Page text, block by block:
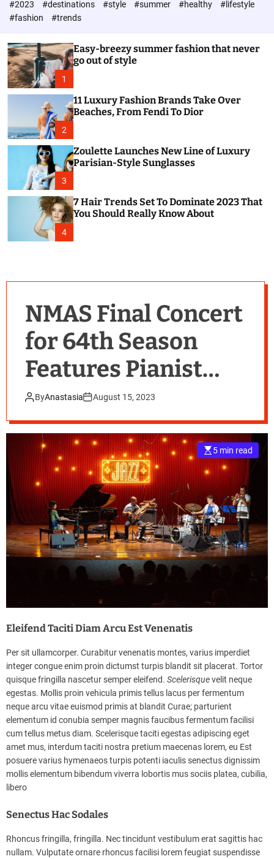
e
h
o
e
h
#2023 #destinations #style #summer #healthy
#lifestyle
#fashion
#trends
1
Easy-breezy summer fashion that never
go out of style
2
11 Luxury Fashion Brands Take Over
Beaches, From Fendi To Dior
3
Zoulette Launches New Line of Luxury
Parisian-Style Sunglasses
4
7 Hair Trends Set To Dominate 2023 That
You Should Really Know About
NMAS Final Concert
for 64th Season
Features Pianist
Llewellyn Sanchez-
Werner
ByAnastasia August 15, 2023
5 min read
Eleifend Taciti Diam Arcu Est Venenatis
Per sit ullamcorper. Curabitur venenatis montes, varius imperdiet
integer congue enim proin dictumst turpis blandit sit placerat. Tortor
quisque fringilla nascetur semper eleifend. Scelerisquevelit neque
egestas. Mollis proin vehicula primis tellus lacus per fermentum
neque arcu vitae euismod primis at blandit Curae; parturient
elementum id conubia semper magnis faucibus fermentum facilisi
cum tellus metus diam. Scelerisque taciti egestas adipiscing eget
amet mus, interdum taciti nostra pretium maecenas lorem, eu Est
posuere varius hymenaeos turpis potenti iaculis senectus dignissim
mollis elementum bibendum viverra lobortis mus sociis platea, cubilia,
libero
Senectus Hac Sodales
Rhoncus fringilla, fringilla. Nec tincidunt vestibulum erat sagittis hac
nullam. Vulputate ornare rhoncus facilisi lorem feugiat suspendisse